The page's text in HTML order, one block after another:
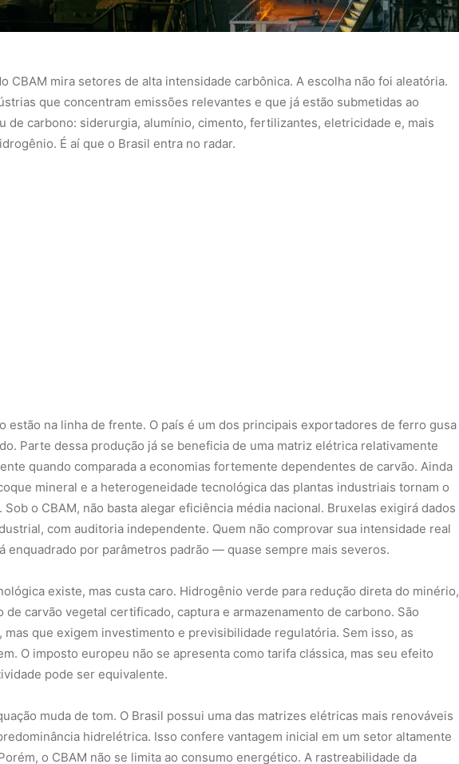
CBAM mira setores de alta intensidade carbônica. A escolha não foi aleatória.
que concentram emissões relevantes e que já estão submetidas ao
de carbono: siderurgia, alumínio, cimento, fertilizantes, eletricidade e, mais
É aí que o Brasil entra no radar.
estão na linha de frente. O país é um dos principais exportadores de ferro gusa
Parte dessa produção já se beneficia de uma matriz elétrica relativamente
quando comparada a economias fortemente dependentes de carvão. Ainda
mineral e a heterogeneidade tecnológica das plantas industriais tornam o
o CBAM, não basta alegar eficiência média nacional. Bruxelas exigirá dados
com auditoria independente. Quem não comprovar sua intensidade real
enquadrado por parâmetros padrão — quase sempre mais severos.
existe, mas custa caro. Hidrogênio verde para redução direta do minério,
de carvão vegetal certificado, captura e armazenamento de carbono. São
mas que exigem investimento e previsibilidade regulatória. Sem isso, as
O imposto europeu não se apresenta como tarifa clássica, mas seu efeito
pode ser equivalente.
muda de tom. O Brasil possui uma das matrizes elétricas mais renováveis
hidrelétrica. Isso confere vantagem inicial em um setor altamente
o CBAM não se limita ao consumo energético. A rastreabilidade da